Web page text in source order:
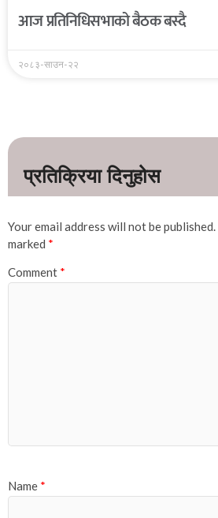
आज प्रतिनिधिसभाको बैठक बस्दै
२०८३-साउन-२२
Your email address will not be published.
marked *
Comment *
Name *